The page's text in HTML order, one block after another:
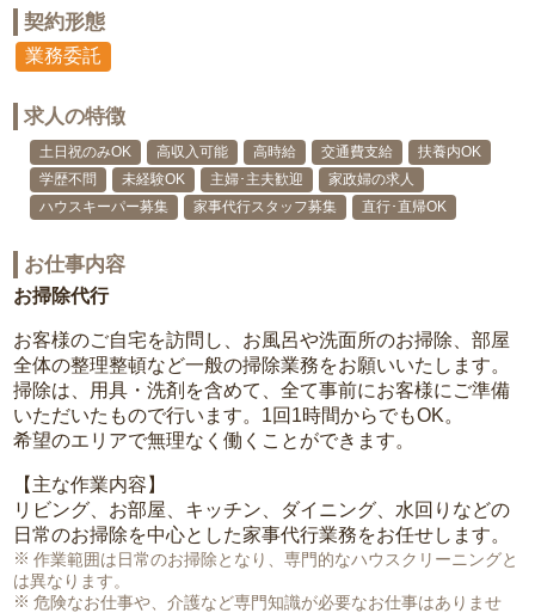
契約形態
業務委託
求人の特徴
土日祝のみOK 高収入可能 高時給 交通費支給
扶養内OK
学歴不問
未経験OK 主婦･主夫歓迎
家政婦の求人
ハウスキーパー募集
家事代行スタッフ募集 直行･直帰OK
お仕事内容
お掃除代行
お客様のご自宅を訪問し、お風呂や洗面所のお掃除、部屋
全体の整理整頓など一般の掃除業務をお願いいたします。
掃除は、用具・洗剤を含めて、全て事前にお客様にご準備
いただいたもので行います。1回1時間からでもOK。
希望のエリアで無理なく働くことができます。
【主な作業内容】
リビング、お部屋、キッチン、ダイニング、水回りなどの
日常のお掃除を中心とした家事代行業務をお任せします。
作業範囲は日常のお掃除となり、専門的なハウスクリーニングと
は異なります。
危険なお仕事や、介護など専門知識が必要なお仕事はありませ